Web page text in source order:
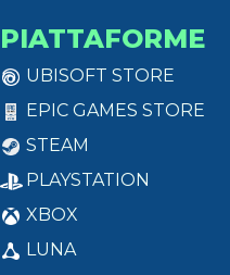
PIATTAFORME
UBISOFT STORE
EPIC GAMES STORE
STEAM
PLAYSTATION
XBOX
LUNA